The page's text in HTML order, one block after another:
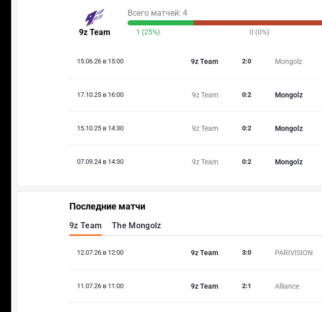
9z Team
Всего матчей: 4
1 (25%) 0 (0%)
15.06.26 в 15:00 9z Team Mongolz
2:0
17.10.25 в 16:00 9z Team Mongolz
0:2
15.10.25 в 14:30 9z Team Mongolz
0:2
07.09.24 в 14:30 9z Team Mongolz
0:2
Последние матчи
9z Team The Mongolz
12.07.26 в 12:00 9z Team PARIVISION
3:0
11.07.26 в 11:00 9z Team Alliance
2:1